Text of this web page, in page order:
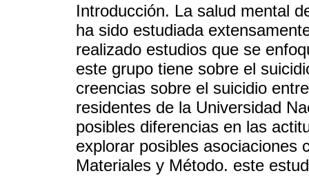
Introducción. La salud mental
ha sido estudiada
realizado estudios que se
este grupo tiene sobre el
creencias sobre el suicidio
residentes de la Universidad
posibles diferencias en las
explorar posibles asociaciones
Materiales y Método. este